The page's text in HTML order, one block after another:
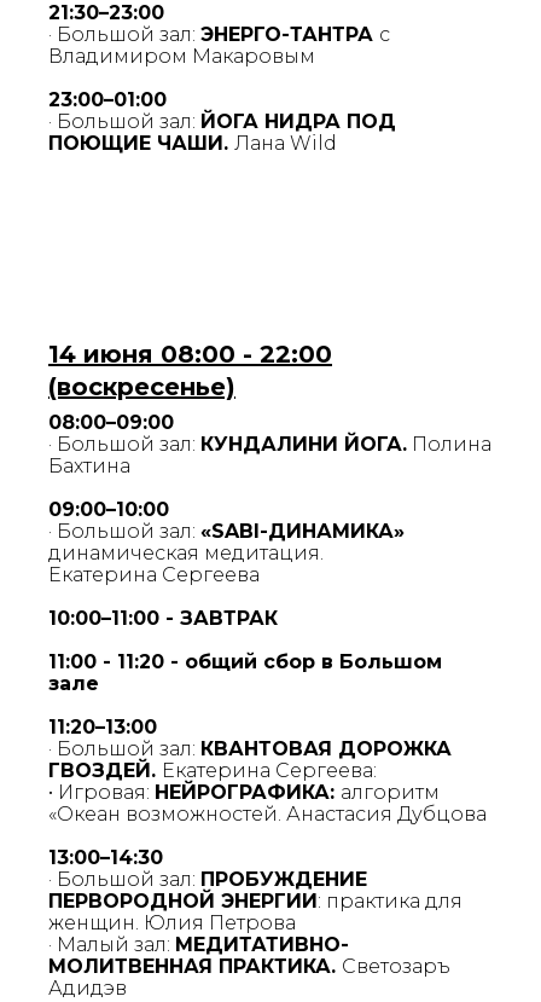
21:30–23:00
· Большой зал: ЭНЕРГО-ТАНТРА с
Владимиром Макаровым
23:00–01:00
· Большой зал: ЙОГА НИДРА ПОД
ПОЮЩИЕ ЧАШИ. Лана Wild
14 июня 08:00 - 22:00
(воскресенье)
08:00–09:00
· Большой зал: КУНДАЛИНИ ЙОГА. Полина
Бахтина
09:00–10:00
· Большой зал: «SABI-ДИНАМИКА»
динамическая медитация.
Екатерина Сергеева
10:00–11:00 - ЗАВТРАК
11:00 - 11:20 - общий сбор в Большом
зале
11:20–13:00
· Большой зал: КВАНТОВАЯ ДОРОЖКА
ГВОЗДЕЙ. Екатерина Сергеева:
• Игровая: НЕЙРОГРАФИКА: алгоритм
«Океан возможностей. Анастасия Дубцова
13:00–14:30
· Большой зал: ПРОБУЖДЕНИЕ
ПЕРВОРОДНОЙ ЭНЕРГИИ : практика для
женщин. Юлия Петрова
· Малый зал: МЕДИТАТИВНО-
МОЛИТВЕННАЯ ПРАКТИКА. Светозаръ
Адидэв
ОРГАНИЗАТОРЫ
50СВОИХ